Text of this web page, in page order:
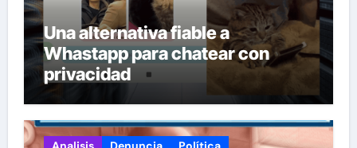
Una alternativa fiable a
Whastapp para chatear con
privacidad